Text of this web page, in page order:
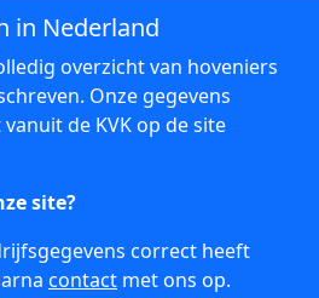
in Nederland
overzicht van hoveniers
Onze gegevens
de KVK op de site
site?
correct heeft
contact met ons op.